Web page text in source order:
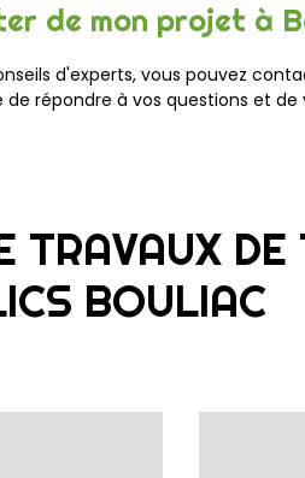
de mon projet à
d'experts, vous pouvez
répondre à vos questions et
BOULIAC